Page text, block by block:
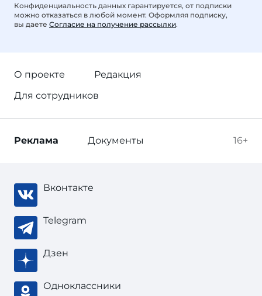
Конфиденциальность данных гарантируется, от подписки
можно отказаться в любой момент. Оформляя подписку,
вы даете Согласие на получение рассылки.
О проекте
Редакция
Для сотрудников
16+
Реклама Документы
Вконтакте
Telegram
Дзен
Одноклассники